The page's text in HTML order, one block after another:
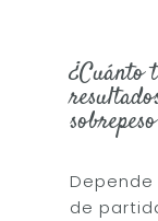
¿Cuánto
de